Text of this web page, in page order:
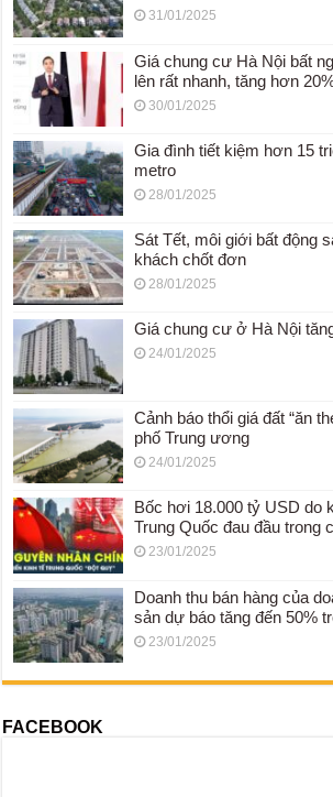
31/01/2025
Giá chung cư Hà Nội bất
lên rất nhanh, tăng hơn
30/01/2025
Gia đình tiết kiệm hơn 15
metro
28/01/2025
Sát Tết, môi giới bất động
khách chốt đơn
28/01/2025
Giá chung cư ở Hà Nội
24/01/2025
Cảnh báo thổi giá đất “ăn
phố Trung ương
24/01/2025
Bốc hơi 18.000 tỷ USD do
Trung Quốc đau đầu trong
23/01/2025
Doanh thu bán hàng của
sản dự báo tăng đến 50%
23/01/2025
FACEBOOK